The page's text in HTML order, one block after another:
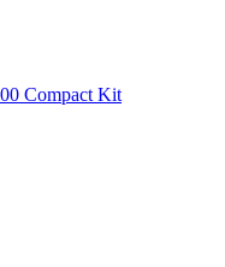
Compact Kit